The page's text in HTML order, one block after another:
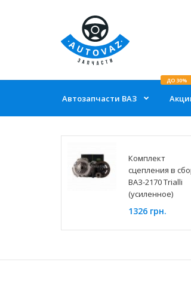
Автозапчасти ВАЗ
ДО 30%
Комплект
сцепления в
ВАЗ-2170 Trialli
(усиленное)
1326 грн.